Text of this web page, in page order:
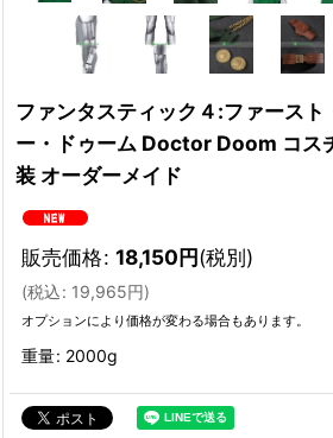
ファンタスティック４:ファースト
ー・ドゥーム Doctor Doom コス
装 オーダーメイド
販売価格: 18,150円(税別)
(税込: 19,965円)
オプションにより価格が変わる場合もあります。
重量: 2000g